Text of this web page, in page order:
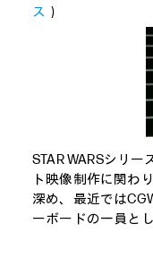
ス ）
STAR WARSシリ
ト映像制作に関わ
深め、最近では
ーボードの一員と